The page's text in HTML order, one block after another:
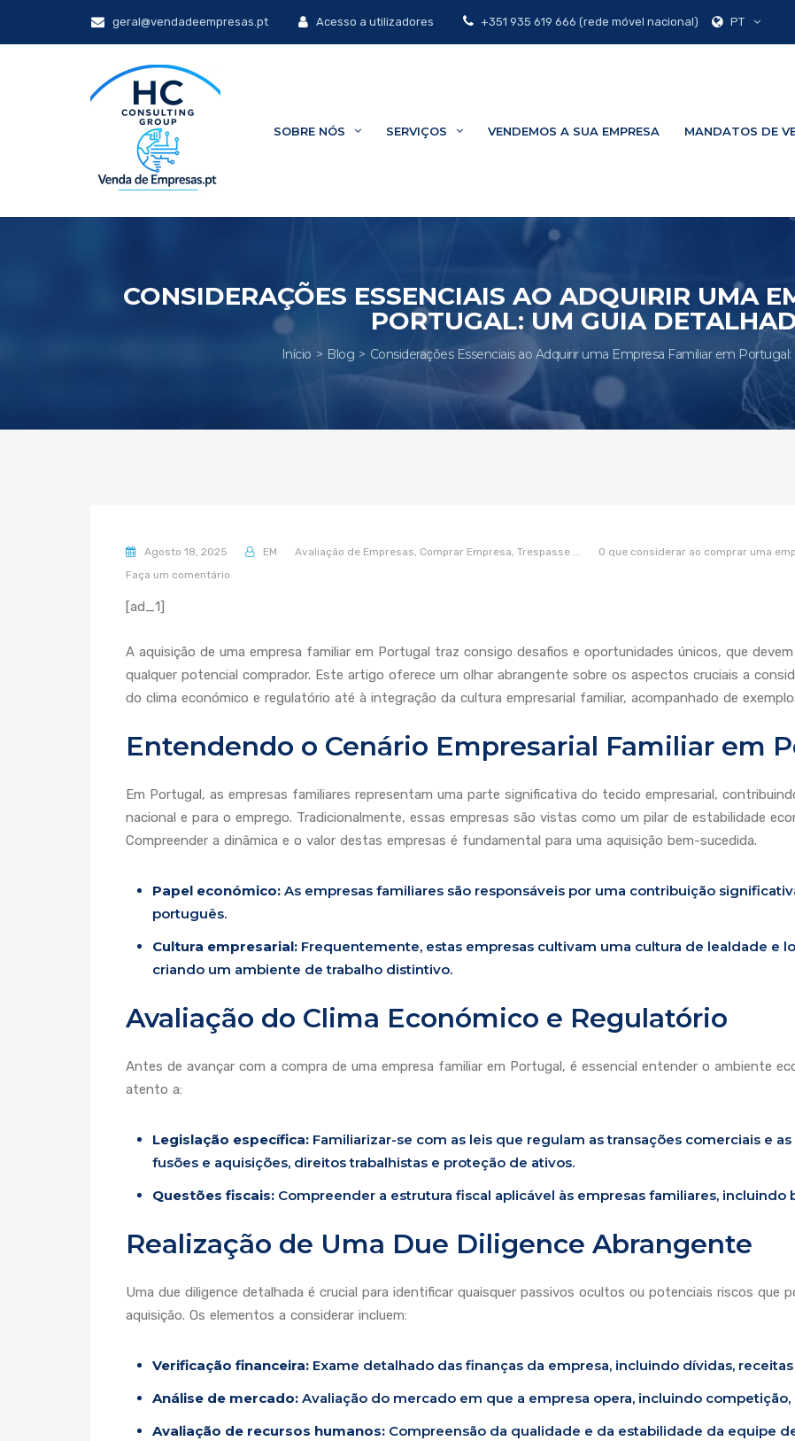
geral@vendadeempresas.pt Acesso a utilizadores PT
+351 935 619 666 (rede móvel nacional)
SOBRE NÓS SERVIÇOS VENDEMOS A SUA EMPRESA MANDATOS DE
CONSIDERAÇÕES ESSENCIAIS AO ADQUIRIR UMA
PORTUGAL: UM GUIA
Início Blog Considerações Essenciais ao Adquirir uma Empresa Familiar em
Agosto 18, 2025 EM Avaliação de Empresas, Comprar Empresa, Trespasse ...
O que considerar ao comprar uma
Faça um comentário
[ad_1]
A aquisição de uma empresa familiar em Portugal traz consigo desafios e oportunidades únicos, que
qualquer potencial comprador. Este artigo oferece um olhar abrangente sobre os aspectos cruciais a
do clima económico e regulatório até à integração da cultura empresarial familiar, acompanhado de
Entendendo o Cenário Empresarial Familiar em
Em Portugal, as empresas familiares representam uma parte significativa do tecido empresarial,
nacional e para o emprego. Tradicionalmente, essas empresas são vistas como um pilar de estabilidade
Compreender a dinâmica e o valor destas empresas é fundamental para uma aquisição bem-sucedida.
Papel económico: As empresas familiares são responsáveis por uma contribuição
português.
Cultura empresarial: Frequentemente, estas empresas cultivam uma cultura de lealdade e
criando um ambiente de trabalho distintivo.
Avaliação do Clima Económico e Regulatório
Antes de avançar com a compra de uma empresa familiar em Portugal, é essencial entender o ambiente
atento a:
Legislação específica: Familiarizar-se com as leis que regulam as transações comerciais e
fusões e aquisições, direitos trabalhistas e proteção de ativos.
Questões fiscais: Compreender a estrutura fiscal aplicável às empresas familiares, incluindo
Realização de Uma Due Diligence Abrangente
Uma due diligence detalhada é crucial para identificar quaisquer passivos ocultos ou potenciais riscos que
aquisição. Os elementos a considerar incluem:
Verificação financeira: Exame detalhado das finanças da empresa, incluindo dívidas,
Análise de mercado: Avaliação do mercado em que a empresa opera, incluindo
Avaliação de recursos humanos: Compreensão da qualidade e da estabilidade da equipe